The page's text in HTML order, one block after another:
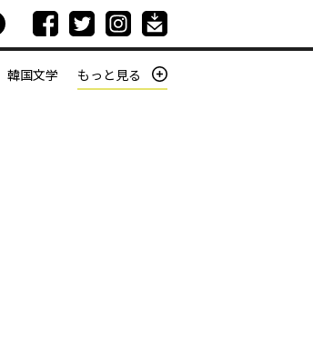
韓国文学 もっと見る